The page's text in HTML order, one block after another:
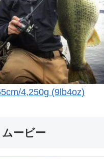
4,250g (9lb4oz)
ムービー